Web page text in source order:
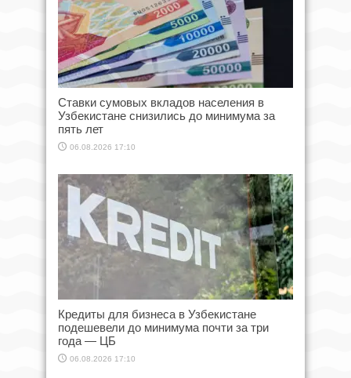
Ставки сумовых вкладов населения в
Узбекистане снизились до минимума за
пять лет
06.08.2026 17:10
Кредиты для бизнеса в Узбекистане
подешевели до минимума почти за три
года — ЦБ
06.08.2026 17:10